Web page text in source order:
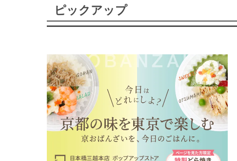
ピックアップ